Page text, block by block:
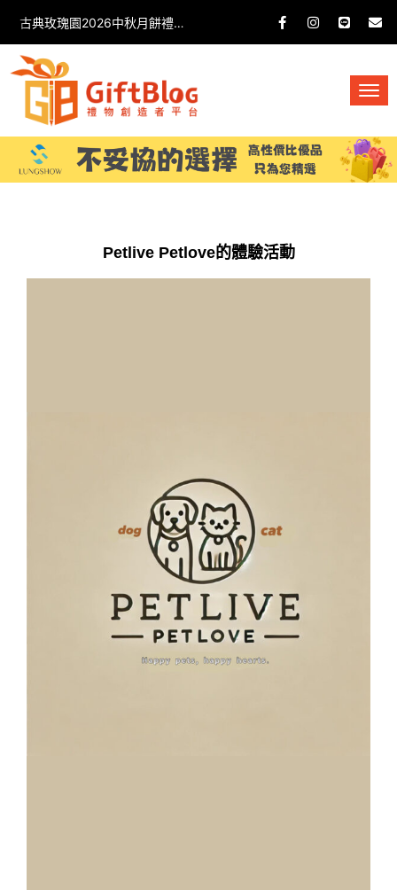
古典玫瑰園2026中秋月餅禮盒開箱分享 / 餐飲門市下午茶 體驗分享
Petlive Petlove的體驗活動